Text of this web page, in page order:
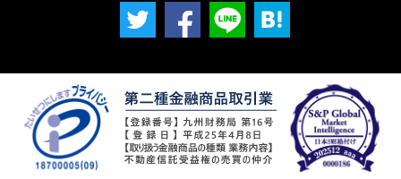
・お客様基本情報（氏名、住所、電話番号、メールアドレス等）
・新しく居住される物件に関する情報（所在地、賃料、設備等）
・株式会社マネージメント保証
・株式会社シティ開発
〔共同利用する者の利用目的〕
・賃貸借契約に付随する保証契約及び保証委託契約並びにそれに
関連する業務